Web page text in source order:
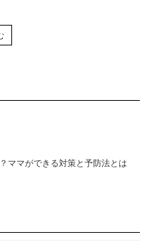
ママができる対策と予防法とは